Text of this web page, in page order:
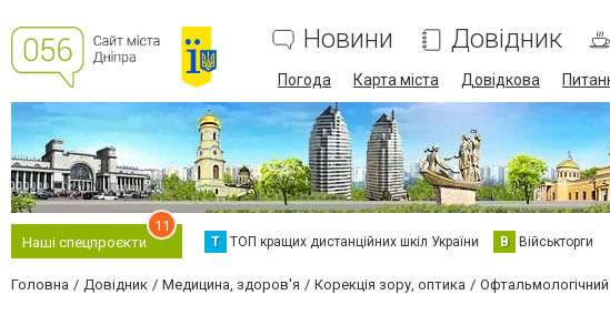
Новини Довідник
Погода Карта міста Довідкова
Наші спецпроєкти
11
Т ТОП кращих дистанційних шкіл України В Військторги
Головна Довідник Медицина, здоров'я Корекція зору, оптика